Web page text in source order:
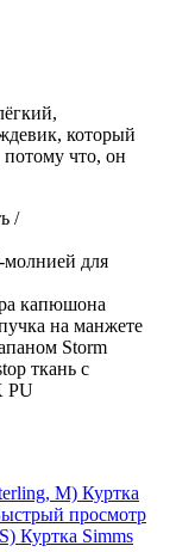
который
потому что, он
/
для
капюшона
на манжете
Storm
ткань с
PU
Куртка
просмотр
Куртка Simms